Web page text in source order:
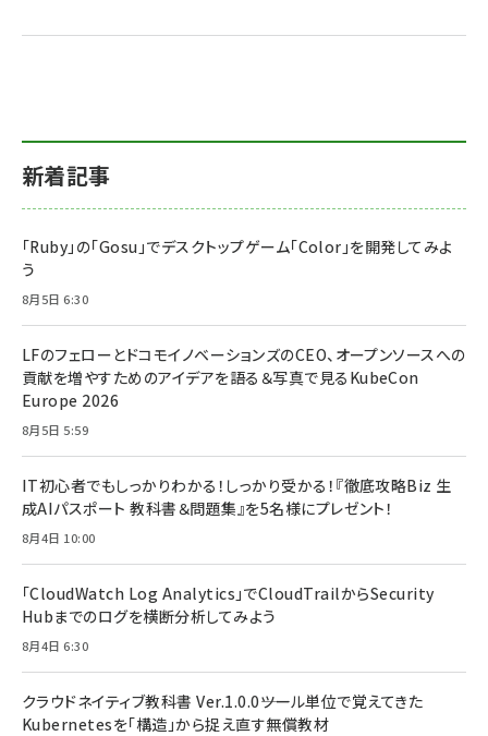
新着記事
「Ruby」の「Gosu」でデスクトップゲーム「Color」を開発してみよ
う
8月5日 6:30
LFのフェローとドコモイノベーションズのCEO、オープンソースへの
貢献を増やすためのアイデアを語る＆写真で見るKubeCon
Europe 2026
8月5日 5:59
IT初心者でもしっかりわかる！しっかり受かる！『徹底攻略Biz 生
成AIパスポート 教科書＆問題集』を5名様にプレゼント！
8月4日 10:00
「CloudWatch Log Analytics」でCloudTrailからSecurity
Hubまでのログを横断分析してみよう
8月4日 6:30
クラウドネイティブ教科書 Ver.1.0.0――ツール単位で覚えてきた
Kubernetesを「構造」から捉え直す無償教材